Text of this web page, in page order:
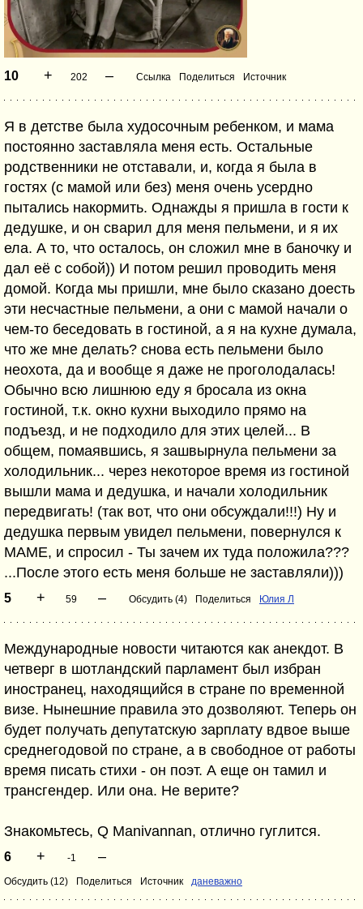
10 + 202 – Ссылка Поделиться Источник
Я в детстве была худосочным ребенком, и мама
постоянно заставляла меня есть. Остальные
родственники не отставали, и, когда я была в
гостях (с мамой или без) меня очень усердно
пытались накормить. Однажды я пришла в гости к
дедушке, и он сварил для меня пельмени, и я их
ела. А то, что осталось, он сложил мне в баночку и
дал её с собой)) И потом решил проводить меня
домой. Когда мы пришли, мне было сказано доесть
эти несчастные пельмени, а они с мамой начали о
чем-то беседовать в гостиной, а я на кухне думала,
что же мне делать? снова есть пельмени было
неохота, да и вообще я даже не проголодалась!
Обычно всю лишнюю еду я бросала из окна
гостиной, т.к. окно кухни выходило прямо на
подъезд, и не подходило для этих целей... В
общем, помаявшись, я зашвырнула пельмени за
холодильник... через некоторое время из гостиной
вышли мама и дедушка, и начали холодильник
передвигать! (так вот, что они обсуждали!!!) Ну и
дедушка первым увидел пельмени, повернулся к
МАМЕ, и спросил - Ты зачем их туда положила???
...После этого есть меня больше не заставляли)))
5 + 59 – Обсудить (4) Поделиться Юлия Л
Международные новости читаются как анекдот. В
четверг в шотландский парламент был избран
иностранец, находящийся в стране по временной
визе. Нынешние правила это дозволяют. Теперь он
будет получать депутатскую зарплату вдвое выше
среднегодовой по стране, а в свободное от работы
время писать стихи - он поэт. А еще он тамил и
трансгендер. Или она. Не верите?
Знакомьтесь, Q Manivannan, отлично гуглится.
6 + -1 –
Обсудить (12) Поделиться Источник даневажно